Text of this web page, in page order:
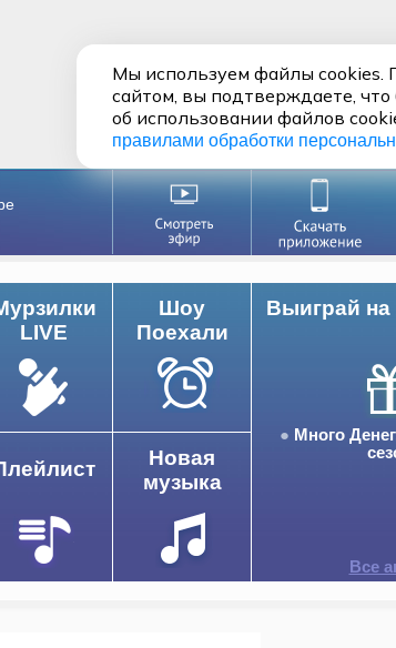
Выиграй
Много
Все
LIVE
Шоу
Поехали
Новая
музыка
Мы используем файлы cookies.
сайтом, вы подтверждаете,
об использовании файлов
правилами обработки